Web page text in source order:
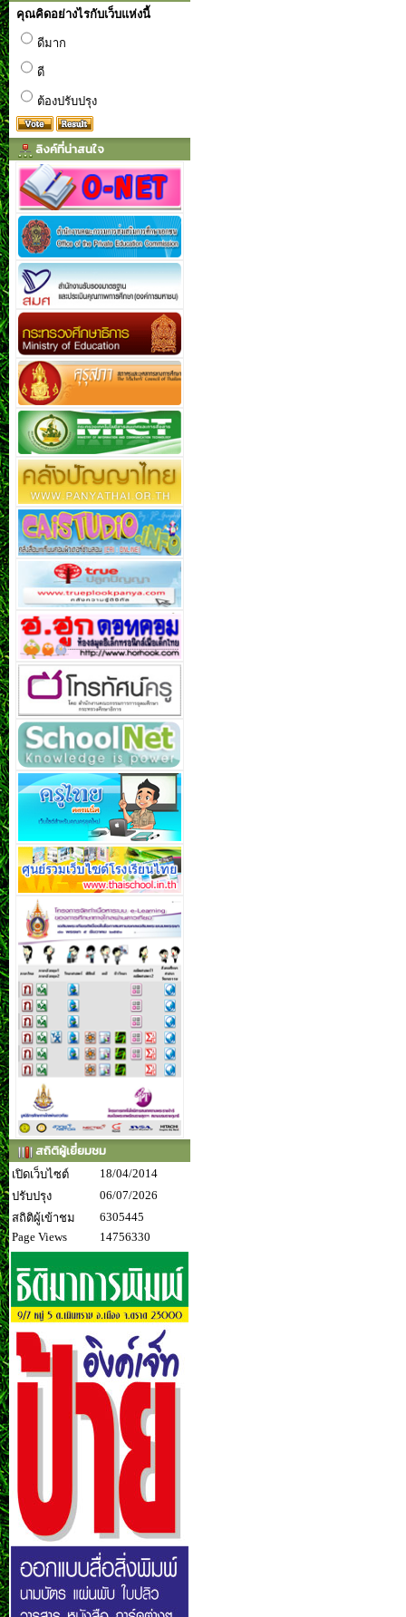
คุณคิดอย่างไรกับเว็บแห่งนี้
ดีมาก
ดี
ต้องปรับปรุง
ลิงค์ที่น่าสนใจ
สถิติผู้เยี่ยมชม
เปิดเว็บไซต์
18/04/2014
ปรับปรุง
06/07/2026
สถิติผู้เข้าชม
6305445
Page Views
14756330